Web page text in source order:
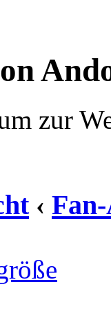
zur
‹